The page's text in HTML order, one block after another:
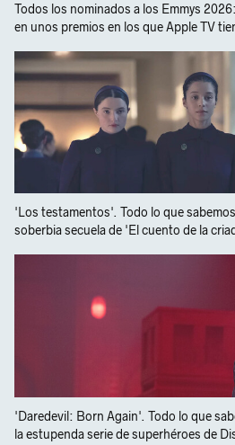
Todos los nominados a los Emmys
en unos premios en los que Apple TV
'Los testamentos'. Todo lo que
soberbia secuela de 'El cuento de la
'Daredevil: Born Again'. Todo lo que
la estupenda serie de superhéroes de